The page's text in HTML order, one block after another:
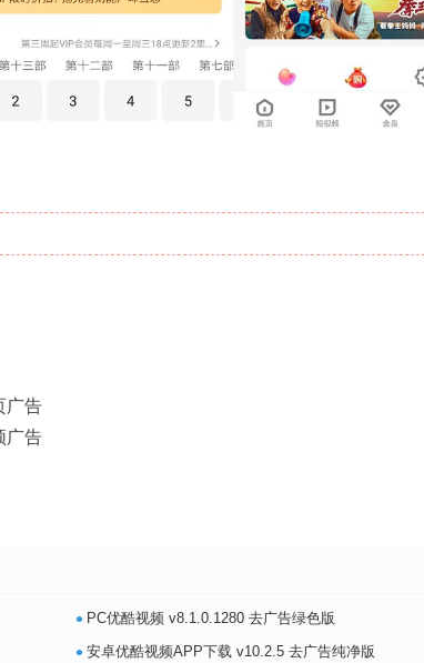
广告
广告
• PC优酷视频 v8.1.0.1280 去广告绿色版
• 安卓优酷视频APP下载 v10.2.5 去广告纯净版